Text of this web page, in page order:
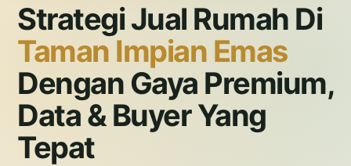
Strategi Jual Rumah Di
Taman Impian Emas
Dengan Gaya Premium,
Data & Buyer Yang
Tepat